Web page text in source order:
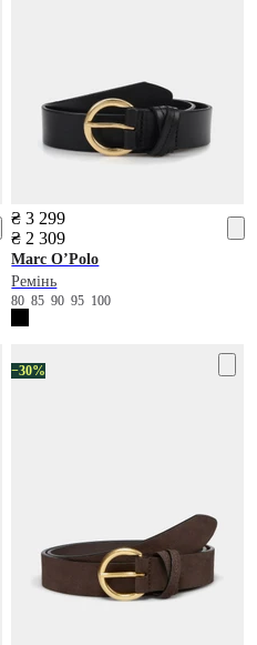
₴ 3 299
₴ 2 309
Marc O’Polo
Ремінь
80859095 100
−30%